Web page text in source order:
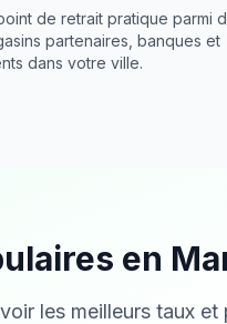
de retrait pratique parmi
partenaires, banques et
dans votre ville.
en
les meilleurs taux